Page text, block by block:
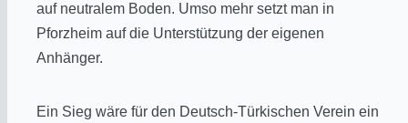
auf neutralem Boden. Umso mehr setzt man in
Pforzheim auf die Unterstützung der eigenen
Anhänger.
Ein Sieg wäre für den Deutsch-Türkischen Verein ein